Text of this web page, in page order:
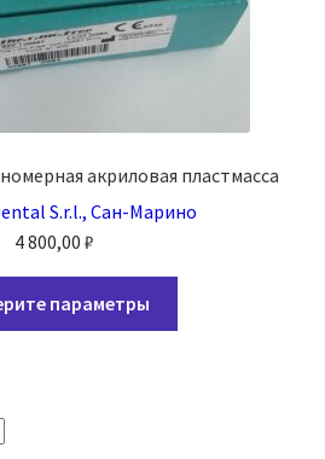
акриловая пластмасса
S.r.l., Сан-Марино
4 800,00 ₽
параметры